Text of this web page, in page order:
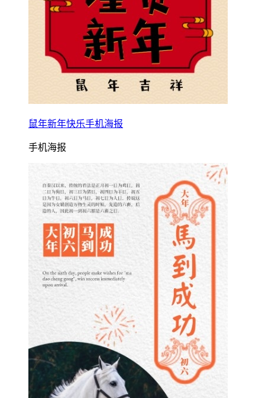
鼠年新年快乐手机海报
手机海报